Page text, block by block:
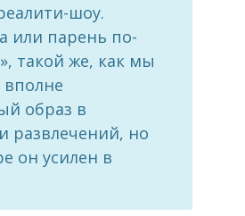
шоу.
или парень по-
такой же, как мы
образ в
развлечений, но
он усилен в